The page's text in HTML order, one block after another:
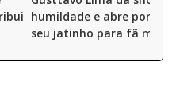
humildade e abre portas
seu jatinho para fã mirim